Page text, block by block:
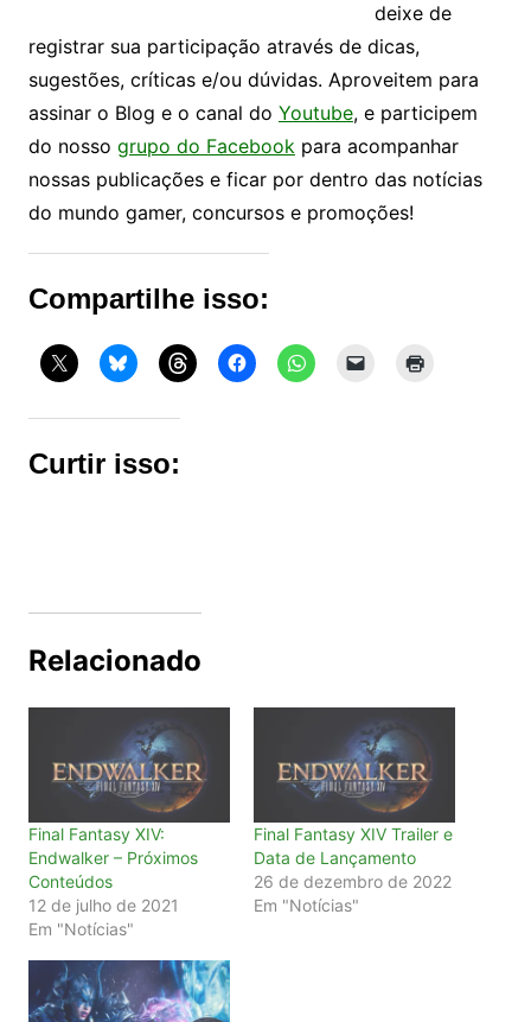
deixe de
registrar sua participação através de dicas,
sugestões, críticas e/ou dúvidas. Aproveitem para
assinar o Blog e o canal do Youtube, e participem
do nosso grupo do Facebookpara acompanhar
nossas publicações e ficar por dentro das notícias
do mundo gamer, concursos e promoções!
Compartilhe isso:
Curtir isso:
Relacionado
Final Fantasy XIV:
Endwalker – Próximos
Conteúdos
12 de julho de 2021
Em "Notícias"
Final Fantasy XIV Trailer e
Data de Lançamento
26 de dezembro de 2022
Em "Notícias"